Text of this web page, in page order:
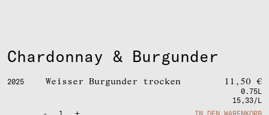
Chardonnay & Burgunder
2025 Weisser Burgunder trocken 11,50 €
0.75L
15,33/L